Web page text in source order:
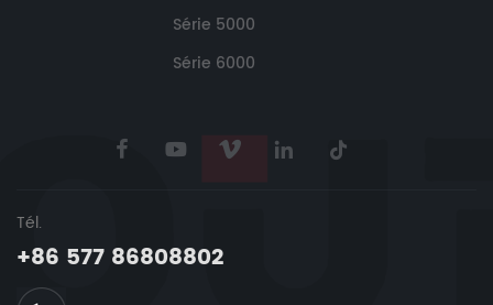
Série 5000
Série 6000
Tél.
+86 577 86808802